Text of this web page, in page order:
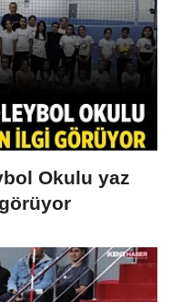
Okulu yaz